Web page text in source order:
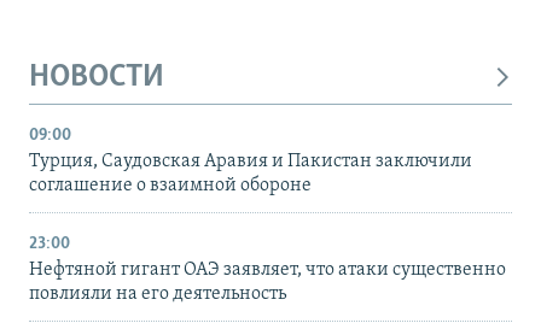
НОВОСТИ
09:00
Турция, Саудовская Аравия и Пакистан заключили
соглашение о взаимной обороне
23:00
Нефтяной гигант ОАЭ заявляет, что атаки существенно
повлияли на его деятельность